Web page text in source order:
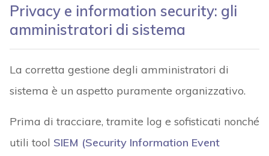
Privacy e information security: gli
amministratori di sistema
La corretta gestione degli amministratori di
sistema è un aspetto puramente organizzativo.
Prima di tracciare, tramite log e sofisticati nonché
utili tool SIEM (Security Information Event